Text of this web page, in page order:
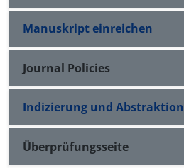
Manuskript einreichen
Journal Policies
Indizierung und Abstraktion
Überprüfungsseite